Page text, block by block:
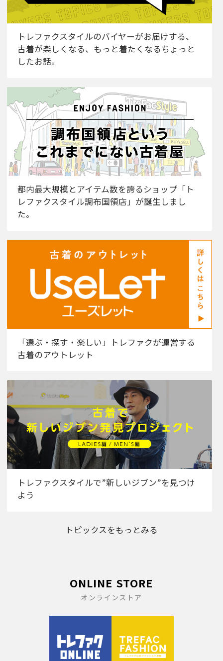
トレファクスタイルのバイヤーがお届けする、
古着が楽しくなる、もっと着たくなるちょっと
したお話。
都内最大規模とアイテム数を誇るショップ「ト
レファクスタイル調布国領店」が誕生しまし
た。
「選ぶ・探す・楽しい」トレファクが運営する
古着のアウトレット
トレファクスタイルで”新しいジブン”を見つけ
よう
トピックスをもっとみる
ONLINE STORE
オンラインストア